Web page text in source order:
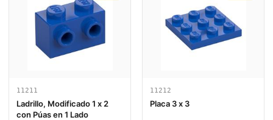
11211
Ladrillo, Modificado 1 x 2
con Púas en 1 Lado
11212
Placa 3 x 3